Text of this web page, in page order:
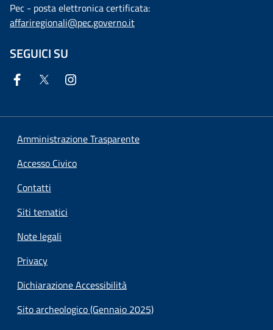
Pec - posta elettronica certificata:
affariregionali@pec.governo.it
SEGUICI SU
Amministrazione Trasparente
Accesso Civico
Contatti
Siti tematici
Note legali
Privacy
Dichiarazione Accessibilità
Sito archeologico (Gennaio 2025)